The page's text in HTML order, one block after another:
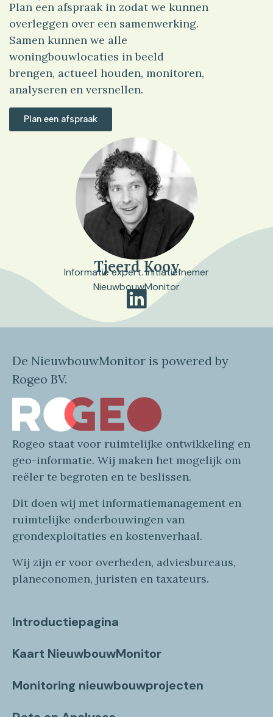
Plan een afspraak in zodat we kunnen
overleggen over een samenwerking.
Samen kunnen we alle
woningbouwlocaties in beeld
brengen, actueel houden, monitoren,
analyseren en versnellen.
Plan een afspraak
Tjeerd Kooy
Informatie expert. Initiatiefnemer
NieuwbouwMonitor
De NieuwbouwMonitor is powered by
Rogeo BV.
Rogeo staat voor ruimtelijke ontwikkeling en
geo-informatie. Wij maken het mogelijk om
reëler te begroten en te beslissen.
Dit doen wij met informatiemanagement en
ruimtelijke onderbouwingen van
grondexploitaties en kostenverhaal.
Wij zijn er voor overheden, adviesbureaus,
planeconomen, juristen en taxateurs.
Introductiepagina
Kaart NieuwbouwMonitor
Monitoring nieuwbouwprojecten